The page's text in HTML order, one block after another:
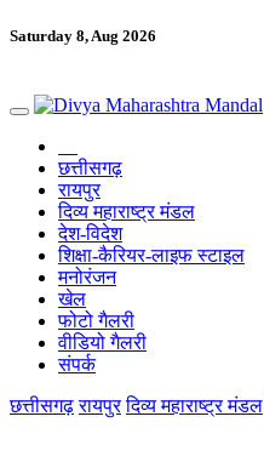
Saturday 8, Aug 2026
छत्तीसगढ़
रायपुर
दिव्य महाराष्ट्र मंडल
देश-विदेश
शिक्षा-कैरियर-लाइफ स्टाइल
मनोरंजन
खेल
फोटो गैलरी
वीडियो गैलरी
संपर्क
छत्तीसगढ़ रायपुर दिव्य महाराष्ट्र मंडल